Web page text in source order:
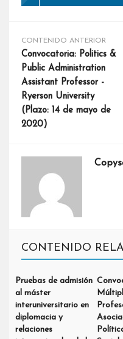
CONTENIDO ANTERIOR
Convocatoria: Politics &
Public Administration
Assistant Professor -
Ryerson University
(Plazo: 14 de mayo de
2020)
CONTENIDO
Pruebas de admisión
al máster
interuniversitario en
diplomacia y
relaciones